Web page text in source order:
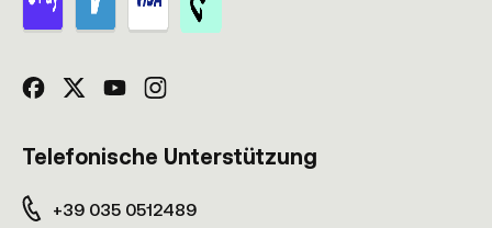
Telefonische Unterstützung
+39 035 0512489